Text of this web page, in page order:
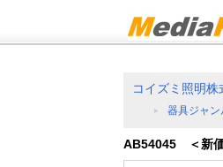
コイズミ照明株
器具ジャン
AB54045 ＜新